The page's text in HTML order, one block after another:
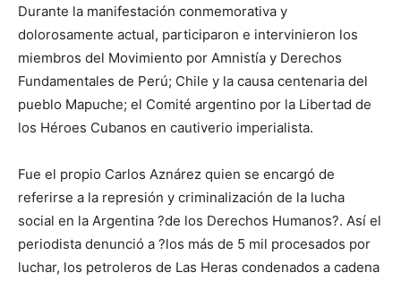
Durante la manifestación conmemorativa y
dolorosamente actual, participaron e intervinieron los
miembros del Movimiento por Amnistía y Derechos
Fundamentales de Perú; Chile y la causa centenaria del
pueblo Mapuche; el Comité argentino por la Libertad de
los Héroes Cubanos en cautiverio imperialista.
Fue el propio Carlos Aznárez quien se encargó de
referirse a la represión y criminalización de la lucha
social en la Argentina ?de los Derechos Humanos?. Así el
periodista denunció a ?los más de 5 mil procesados por
luchar, los petroleros de Las Heras condenados a cadena